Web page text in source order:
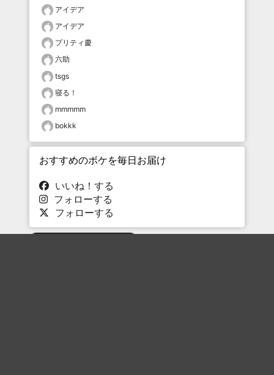
アイデア
アイデア
プリティ慶
六助
tsgs
寝る！
mmmmm
bokkk
おすすめのボケを毎日お届け
いいね！する
フォローする
フォローする